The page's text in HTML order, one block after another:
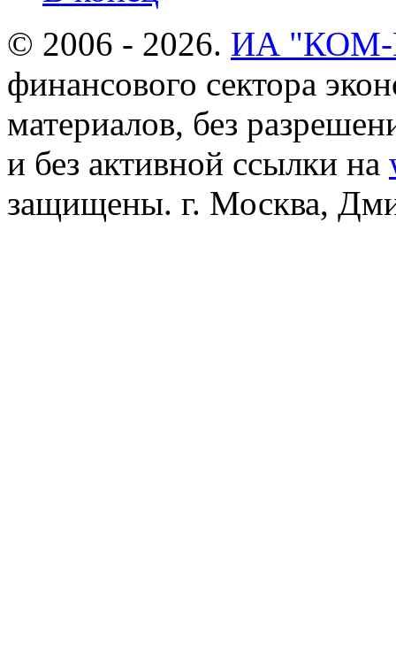
© 2006 - 2026. ИА
финансового сектора
материалов, без
и без активной ссылки на
защищены. г. Москва,